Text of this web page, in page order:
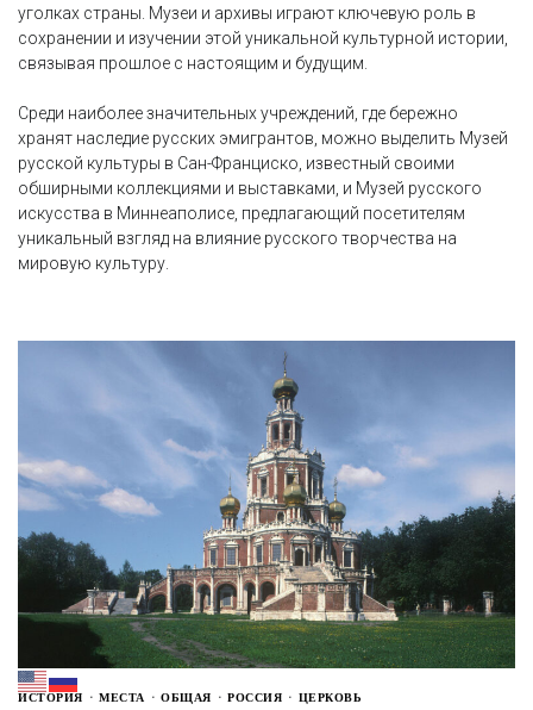
уголках страны. Музеи и архивы играют ключевую роль в
сохранении и изучении этой уникальной культурной истории,
связывая прошлое с настоящим и будущим.
Среди наиболее значительных учреждений, где бережно
хранят наследие русских эмигрантов, можно выделить Музей
русской культуры в Сан-Франциско, известный своими
обширными коллекциями и выставками, и Музей русского
искусства в Миннеаполисе, предлагающий посетителям
уникальный взгляд на влияние русского творчества на
мировую культуру.
ИСТОРИЯ МЕСТА ОБЩАЯ РОССИЯ ЦЕРКОВЬ